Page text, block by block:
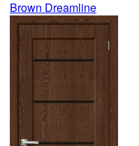
Brown Dreamline